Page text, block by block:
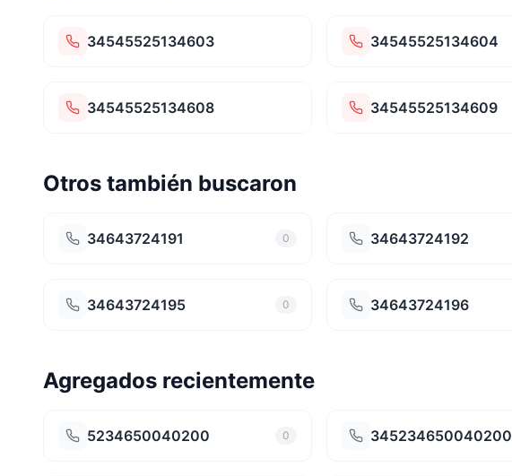
34545525134603 34545525134604
34545525134608 34545525134609
Otros también buscaron
34643724191 0 34643724192
34643724195 0 34643724196
Agregados recientemente
5234650040200 0 345234650040200